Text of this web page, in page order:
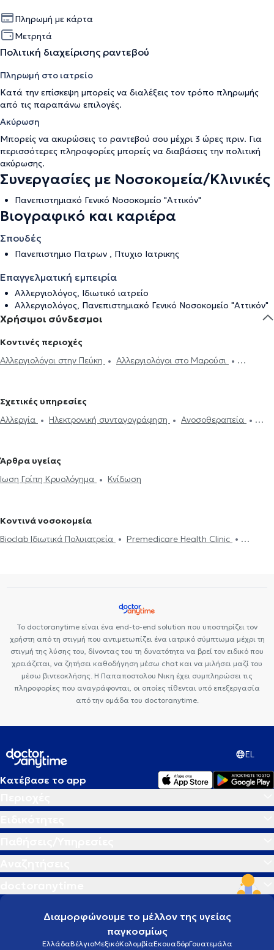
Πληρωμή με κάρτα
Μετρητά
Πολιτική διαχείρισης ραντεβού
Πληρωμή στο ιατρείο
Κατά την επίσκεψη μπορείς να διαλέξεις τον τρόπο πληρωμής
από τις παραπάνω επιλογές.
Ακύρωση
Μπορείς να ακυρώσεις το ραντεβού σου μέχρι 3 ώρες πριν. Για
περισσότερες πληροφορίες μπορείς να διαβάσεις την πολιτική
ακύρωσης.
Συνεργασίες με Νοσοκομεία/Κλινικές
Πανεπιστημιακό Γενικό Νοσοκομείο "Αττικόν"
Βιογραφικό και καριέρα
Σπουδές
Πανεπιστημιο Πατρων , Πτυχιο Ιατρικης
Επαγγελματική εμπειρία
Αλλεργιολόγος, Ιδιωτικό ιατρείο
Αλλεργιολόγος, Πανεπιστημιακό Γενικό Νοσοκομείο "Αττικόν"
Χρήσιμοι σύνδεσμοι
Κοντινές περιοχές
Αλλεργιολόγοι στην Πεύκη
Αλλεργιολόγοι στο Μαρούσι
Αλλεργιολόγοι στον Χολαργό
Αλλεργιολόγοι στο Νέο Ψυχικό
Αλλεργιολόγοι στους
Αλλεργιολόγοι στην Αθήνα
Αλλεργιολόγοι στο Αιγάλεω
Αλλεργιολόγοι στο Παγκράτι
Σχετικές υπηρεσίες
Αλλεργία
Ηλεκτρονική συνταγογράφηση
Ανοσοθεραπεία
Ίωση Γρίπη Κρυολόγημα
Άρθρα υγείας
Ίωση Γρίπη Κρυολόγημα
Κνίδωση
Κοντινά νοσοκομεία
Bioclab Ιδιωτικά Πολυιατρεία
Premedicare Health Clinic
Το doctoranytime είναι ένα end-to-end solution που υποστηρίζει τον
χρήστη από τη στιγμή που αντιμετωπίζει ένα ιατρικό σύμπτωμα μέχρι τη
στιγμή της λύσης του, δίνοντας του τη δυνατότητα να βρεί τον ειδικό που
χρειάζεται, να ζητήσει καθοδήγηση μέσω chat και να μιλήσει μαζί του
μέσω βιντεοκλήσης. Η Παπαποστολου Νικη έχει συμπληρώσει τις
πληροφορίες που αναγράφονται, οι οποίες τίθενται υπό επεξεργασία
από την ομάδα του doctoranytime.
EL
Κατέβασε το app
Διαμορφώνουμε το μέλλον της υγείας
παγκοσμίως
ΕλλάδαΒέλγιοΜεξικόΚολομβίαΕκουαδόρΓουατεμάλα